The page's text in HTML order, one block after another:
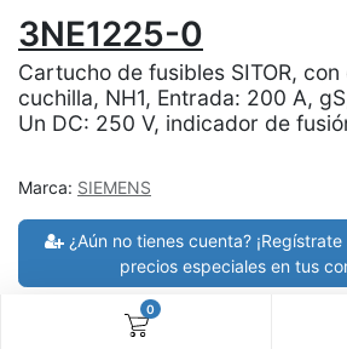
0
3NE1225-0
Cartucho de fusibles SITOR,
cuchilla, NH1, Entrada: 200 A,
Un DC: 250 V, indicador de
Marca: SIEMENS
¿Aún no tienes cuenta?
precios especiales en tus
30 días de devolución